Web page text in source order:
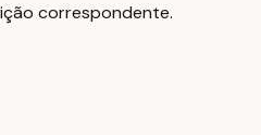
correspondente.